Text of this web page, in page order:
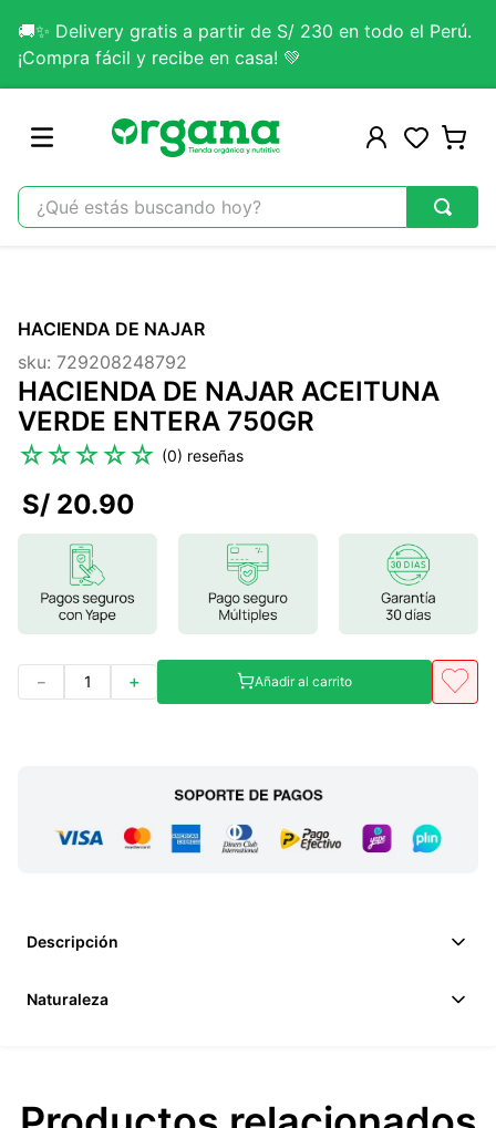
🚚✨ Delivery gratis a partir de S/ 230 en todo el Perú.
¡Compra fácil y recibe en casa! 💚
¿Qué estás buscando hoy?
2.
citrato magnesio
3.
colageno
4.
kefir
5 .
glicinato magnesio
stevia
9.
ashwagandha
HACIENDA DE NAJAR
sku: 729208248792
HACIENDA DE NAJAR ACEITUNA
VERDE ENTERA 750GR
☆☆☆☆☆ (0)
S/ 20.90
＋
－ Añadir al carrito
Descripción
Naturaleza